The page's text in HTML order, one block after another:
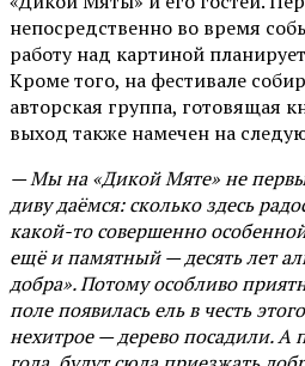
непосредственно во время
работу над картиной
Кроме того, на фестивале
авторская группа, готовящая
выход также намечен на
— Мы на «Дикой Мяте» не
диву даёмся: сколько здесь
какой-то совершенно
ещё и памятный — десять лет
добра». Потому особливо
поле появилась ель в честь
нехитрое — дерево посадили.